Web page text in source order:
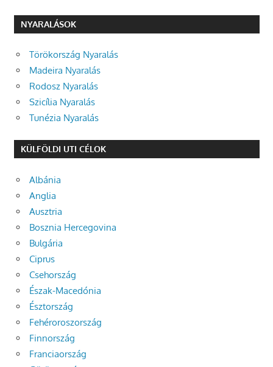
NYARALÁSOK
Törökország Nyaralás
Madeira Nyaralás
Rodosz Nyaralás
Szicília Nyaralás
Tunézia Nyaralás
KÜLFÖLDI UTI CÉLOK
Albánia
Anglia
Ausztria
Bosznia Hercegovina
Bulgária
Ciprus
Csehország
Észak-Macedónia
Észtország
Fehéroroszország
Finnország
Franciaország